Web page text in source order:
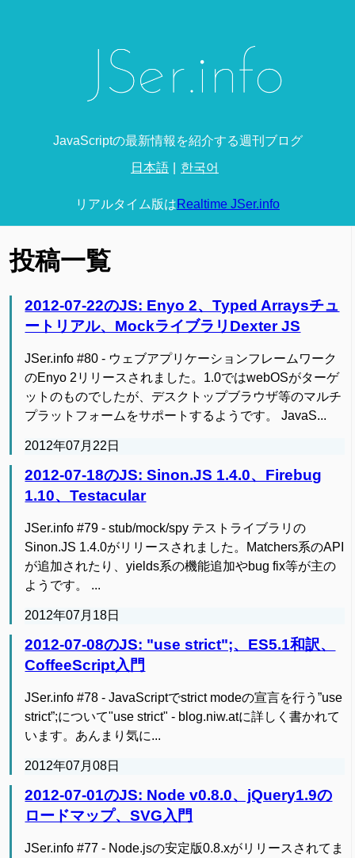
JavaScriptの最新情報を紹介する週刊ブログ
日本語 한국어
リアルタイム版はRealtime JSer.info
投稿一覧
2012-07-22のJS: Enyo 2、Typed Arraysチュ
ートリアル、MockライブラリDexter JS
JSer.info #80 - ウェブアプリケーションフレームワーク
のEnyo 2リリースされました。1.0ではwebOSがターゲ
ットのものでしたが、デスクトップブラウザ等のマルチ
プラットフォームをサポートするようです。 JavaS...
2012年07月22日
2012-07-18のJS: Sinon.JS 1.4.0、Firebug
1.10、Testacular
JSer.info #79 - stub/mock/spy テストライブラリの
Sinon.JS 1.4.0がリリースされました。Matchers系のAPI
が追加されたり、yields系の機能追加やbug fix等が主の
ようです。 ...
2012年07月18日
2012-07-08のJS: "use strict";、ES5.1和訳、
CoffeeScript入門
JSer.info #78 - JavaScriptでstrict modeの宣言を行う”use
strict”;について"use strict" - blog.niw.atに詳しく書かれて
います。あんまり気に...
2012年07月08日
2012-07-01のJS: Node v0.8.0、jQuery1.9の
ロードマップ、SVG入門
JSer.info #77 - Node.jsの安定版0.8.xがリリースされてま